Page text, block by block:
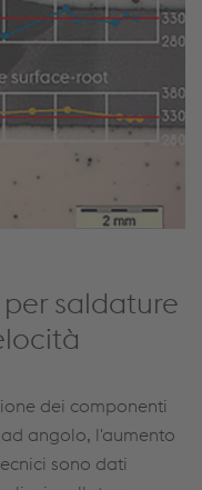
saldature
dei componenti
angolo, l'aumento
sono dati